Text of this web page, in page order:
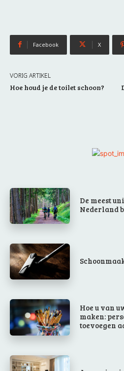
Facebook X
VORIG ARTIKEL
Hoe houd je de toilet schoon?
De meest
Nederland
Hoe u van
maken:
toevoegen